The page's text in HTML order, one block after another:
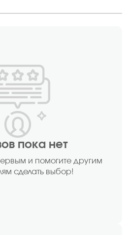
пока нет
и помогите другим
сделать выбор!